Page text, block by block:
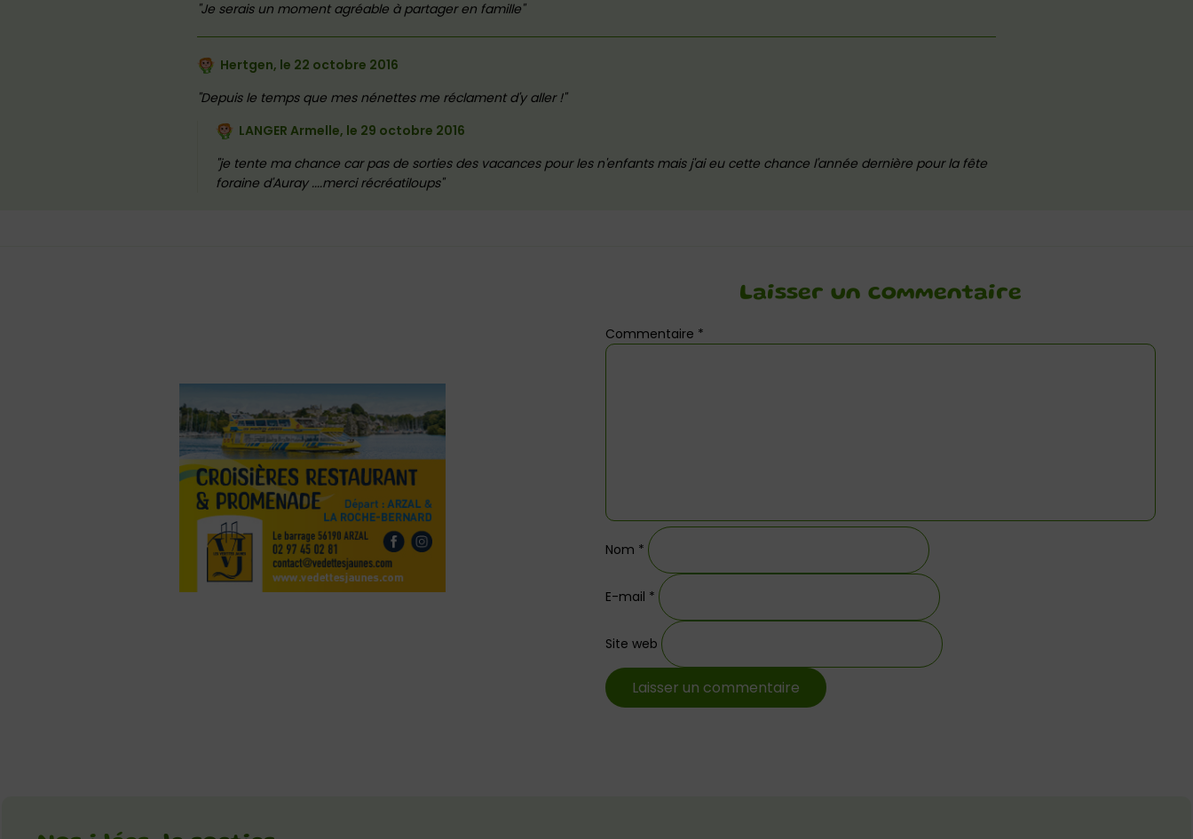
Je serais un moment agréable à partager en famille
Hertgen, le 22 octobre 2016
Depuis le temps que mes nénettes me réclament d'y aller !
LANGER Armelle, le 29 octobre 2016
je tente ma chance car pas de sorties des vacances pour les n'enfants mais j'ai eu cette chance l'année dernière pour la fête
foraine d'Auray ....merci récréatiloups
Laisser un commentaire
Commentaire *
Nom *
E-mail *
Site web